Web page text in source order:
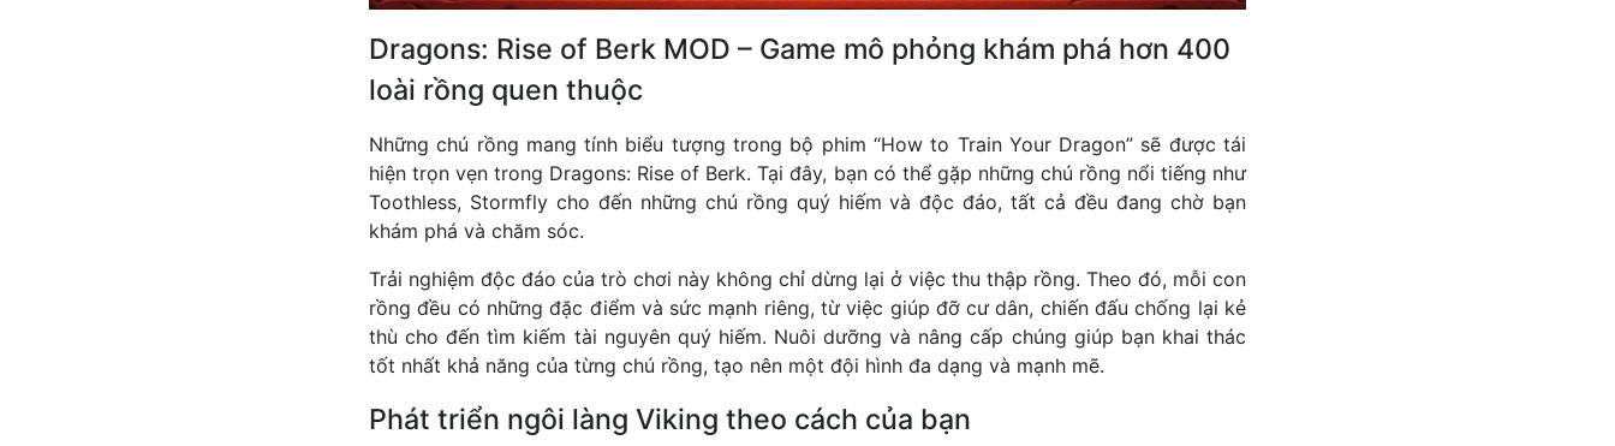
Dragons: Rise of Berk MOD – Game mô phỏng khám phá hơn 400
loài rồng quen thuộc
Những chú rồng mang tính biểu tượng trong bộ phim “How to Train Your Dragon” sẽ được tái
hiện trọn vẹn trong Dragons: Rise of Berk. Tại đây, bạn có thể gặp những chú rồng nổi tiếng như
Toothless, Stormfly cho đến những chú rồng quý hiếm và độc đáo, tất cả đều đang chờ bạn
khám phá và chăm sóc.
Trải nghiệm độc đáo của trò chơi này không chỉ dừng lại ở việc thu thập rồng. Theo đó, mỗi con
rồng đều có những đặc điểm và sức mạnh riêng, từ việc giúp đỡ cư dân, chiến đấu chống lại kẻ
thù cho đến tìm kiếm tài nguyên quý hiếm. Nuôi dưỡng và nâng cấp chúng giúp bạn khai thác
tốt nhất khả năng của từng chú rồng, tạo nên một đội hình đa dạng và mạnh mẽ.
Phát triển ngôi làng Viking theo cách của bạn